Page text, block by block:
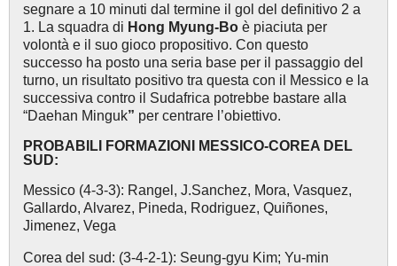
segnare a 10 minuti dal termine il gol del definitivo 2 a
1. La squadra di Hong Myung-Bo è piaciuta per
volontà e il suo gioco propositivo. Con questo
successo ha posto una seria base per il passaggio del
turno, un risultato positivo tra questa con il Messico e la
successiva contro il Sudafrica potrebbe bastare alla
“Daehan Minguk” per centrare l’obiettivo.
PROBABILI FORMAZIONI MESSICO-COREA DEL
SUD:
Messico (4-3-3): Rangel, J.Sanchez, Mora, Vasquez,
Gallardo, Alvarez, Pineda, Rodriguez, Quiñones,
Jimenez, Vega
Corea del sud: (3-4-2-1): Seung-gyu Kim; Yu-min